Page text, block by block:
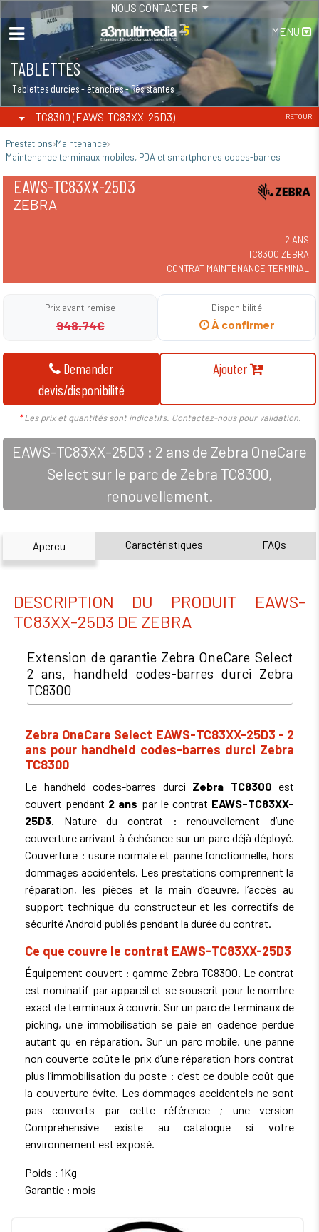
NOUS CONTACTER
MENU
TABLETTES
Tablettes durcies - étanches - Résistantes
MAINTENANCE - INSTALLATION
Maintenance-Installation
TC8300 (EAWS-TC83XX-25D3) RETOUR
Prestations Maintenance
Maintenance terminaux mobiles, PDA et smartphones codes-barres
EAWS-TC83XX-25D3
ZEBRA
2 ANS
TC8300 ZEBRA
CONTRAT MAINTENANCE TERMINAL
Prix avant remise
948.74€
Disponibilité
À confirmer
Demander
devis/disponibilité
Ajouter
*Les prix et quantités sont indicatifs. Contactez-nous pour validation.
EAWS-TC83XX-25D3 : 2 ans de Zebra OneCare
Select sur le parc de Zebra TC8300,
renouvellement.
Apercu Caractéristiques FAQs
DESCRIPTION DU PRODUIT EAWS-
TC83XX-25D3 DE ZEBRA
Extension de garantie Zebra OneCare Select
2 ans, handheld codes-barres durci Zebra
TC8300
Zebra OneCare Select EAWS-TC83XX-25D3 - 2
ans pour handheld codes-barres durci Zebra
TC8300
Le handheld codes-barres durci Zebra TC8300 est
couvert pendant 2 ans par le contrat EAWS-TC83XX-
25D3 . Nature du contrat : renouvellement d’une
couverture arrivant à échéance sur un parc déjà déployé.
Couverture : usure normale et panne fonctionnelle, hors
dommages accidentels. Les prestations comprennent la
réparation, les pièces et la main d’oeuvre, l’accès au
support technique du constructeur et les correctifs de
sécurité Android publiés pendant la durée du contrat.
Ce que couvre le contrat EAWS-TC83XX-25D3
Équipement couvert : gamme Zebra TC8300. Le contrat
est nominatif par appareil et se souscrit pour le nombre
exact de terminaux à couvrir. Sur un parc de terminaux de
picking, une immobilisation se paie en cadence perdue
autant qu en réparation. Sur un parc mobile, une panne
non couverte coûte le prix d’une réparation hors contrat
plus l’immobilisation du poste : c’est ce double coût que
la couverture évite. Les dommages accidentels ne sont
pas couverts par cette référence ; une version
Comprehensive existe au catalogue si votre
environnement est exposé.
Poids : 1Kg
Garantie : mois